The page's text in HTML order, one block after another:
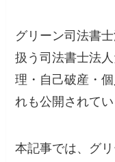
グリーン司法書
扱う司法書士法
理・自己破産・
れも公開されてい
本記事では、グ